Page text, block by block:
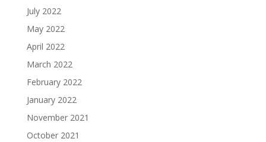
July 2022
May 2022
April 2022
March 2022
February 2022
January 2022
November 2021
October 2021